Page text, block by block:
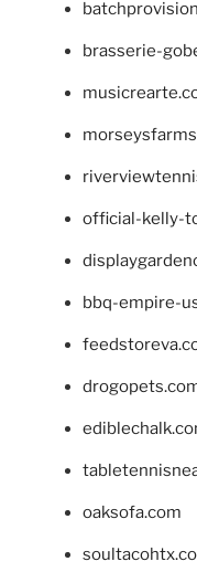
brasserie-
official-kelly-
bbq-empire-
oaksofa.com